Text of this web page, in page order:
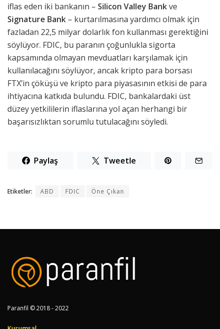
iflas eden iki bankanın – Silicon Valley Bankve
Signature Bank – kurtarılmasına yardımcı olmak için
fazladan 22,5 milyar dolarlık fon kullanması gerektiğini
söylüyor. FDIC, bu paranın çoğunlukla sigorta
kapsamında olmayan mevduatları karşılamak için
kullanılacağını söylüyor, ancak kripto para borsası
FTX’in çöküşü ve kripto para piyasasının etkisi de para
ihtiyacına katkıda bulundu. FDIC, bankalardaki üst
düzey yetkililerin iflaslarına yol açan herhangi bir
başarısızlıktan sorumlu tutulacağını söyledi.
Paylaş Tweetle
Etiketler: ABD FDIC Öne Çıkan
Paranfil © 2018 - 2022